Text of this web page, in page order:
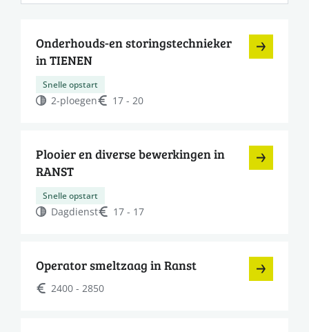
Onderhouds-en storingstechnieker
in TIENEN
Snelle opstart
2-ploegen 17 - 20
Plooier en diverse bewerkingen in
RANST
Snelle opstart
Dagdienst 17 - 17
Operator smeltzaag in Ranst
2400 - 2850